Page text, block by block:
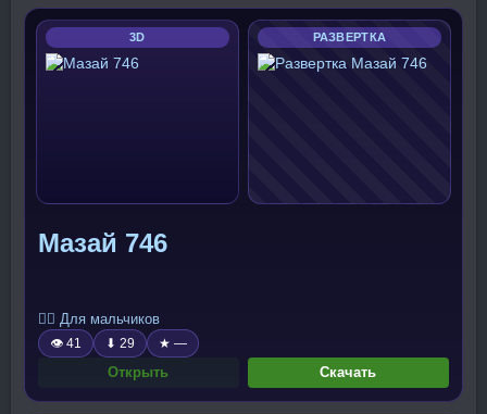
3D РАЗВЕРТКА
Мазай 746
🧍‍♂️ Для мальчиков
👁 41 ⬇ 29 ★ —
Открыть Скачать